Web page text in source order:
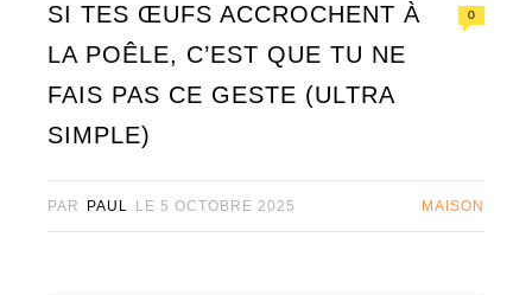
SI TES ŒUFS ACCROCHENT À
LA POÊLE, C’EST QUE TU NE
FAIS PAS CE GESTE (ULTRA
SIMPLE)
0
PAR PAUL LE 5 OCTOBRE 2025 MAISON